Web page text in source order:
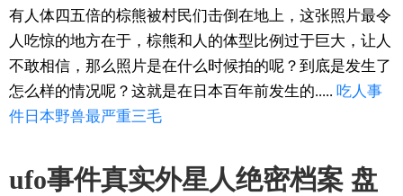
有人体四五倍的棕熊被村民们击倒在地上，这张照片最令
人吃惊的地方在于，棕熊和人的体型比例过于巨大，让人
不敢相信，那么照片是在什么时候拍的呢？到底是发生了
怎么样的情况呢？这就是在日本百年前发生的..... 吃人 事
件 日本野兽最严重三毛
ufo事件真实外星人绝密档案 盘